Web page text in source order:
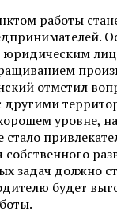
работы
отметил
другими
уровне,
стало
задач должно
будет